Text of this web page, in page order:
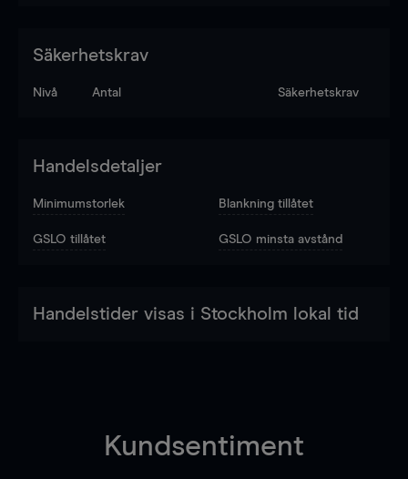
Säkerhetskrav
Nivå Antal Säkerhetskrav
Handelsdetaljer
Minimumstorlek Blankning tillåtet
GSLO tillåtet GSLO minsta avstånd
Handelstider visas i Stockholm lokal tid
Kundsentiment